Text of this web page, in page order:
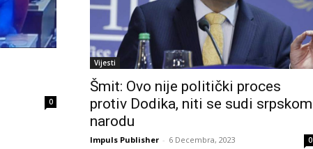
0
Vijesti
Šmit: Ovo nije politički proces
protiv Dodika, niti se sudi srpskom
narodu
Impuls Publisher - 6 Decembra, 2023 0